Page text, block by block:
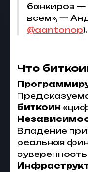
банкиров —
всем», —
@aantonop).
Что
биткоин
Владение
реальная
суверенность.